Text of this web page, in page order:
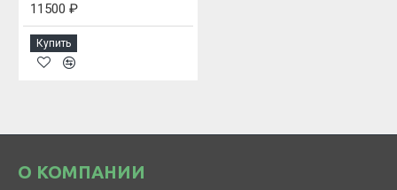
11500 ₽
Купить
О КОМПАНИИ